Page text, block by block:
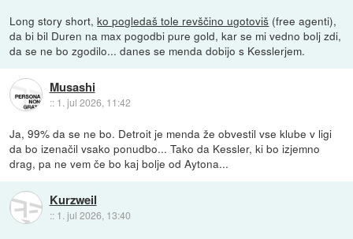
Long story short,ko pogledaš tole revščino ugotoviš (free agenti),
da bi bil Duren na max pogodbi pure gold, kar se mi vedno bolj zdi,
da se ne bo zgodilo... danes se menda dobijo s Kesslerjem.
Musashi
:: 1. jul 2026, 11:42
Ja, 99% da se ne bo. Detroit je menda že obvestil vse klube v ligi
da bo izenačil vsako ponudbo... Tako da Kessler, ki bo izjemno
drag, pa ne vem če bo kaj bolje od Aytona...
Kurzweil
:: 1. jul 2026, 13:40